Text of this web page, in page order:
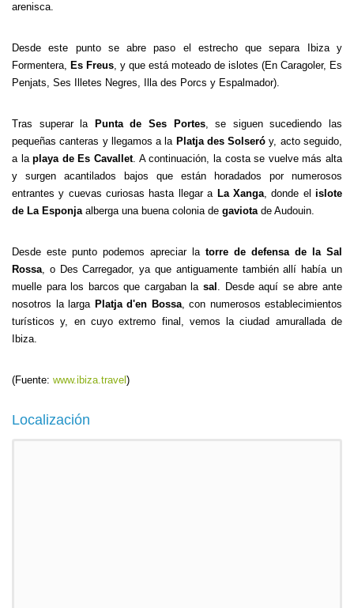
arenisca.
Desde este punto se abre paso el estrecho que separa Ibiza y
Formentera, Es Freus, y que está moteado de islotes (En Caragoler, Es
Penjats, Ses Illetes Negres, Illa des Porcs y Espalmador).
Tras superar la Punta de Ses Portes, se siguen sucediendo las
pequeñas canteras y llegamos a la Platja des Solseró y, acto seguido,
a laplaya de Es Cavallet. A continuación, la costa se vuelve más alta
y surgen acantilados bajos que están horadados por numerosos
entrantes y cuevas curiosas hasta llegar a La Xanga, donde elislote
de La Esponjaalberga una buena colonia de gaviotade Audouin.
Desde este punto podemos apreciar la torre de defensa de la Sal
Rossa, o Des Carregador, ya que antiguamente también allí había un
muelle para los barcos que cargaban lasal . Desde aquí se abre ante
nosotros la larga Platja d'en Bossa, con numerosos establecimientos
turísticos y, en cuyo extremo final, vemos la ciudad amurallada de
Ibiza.
(Fuente: www.ibiza.travel )
Localización